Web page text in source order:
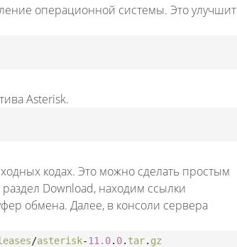
операционной системы. Это улучшит
Asterisk.
кодах. Это можно сделать простым
Download, находим ссылки
обмена. Далее, в консоли сервера
/asterisk-11.0. 0. tar. gz